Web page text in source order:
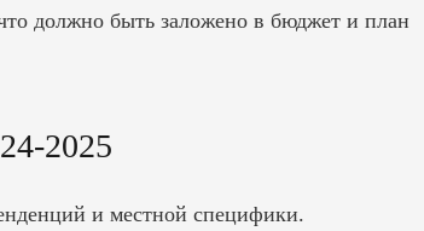
должно быть заложено в бюджет и план
2025
и местной специфики.